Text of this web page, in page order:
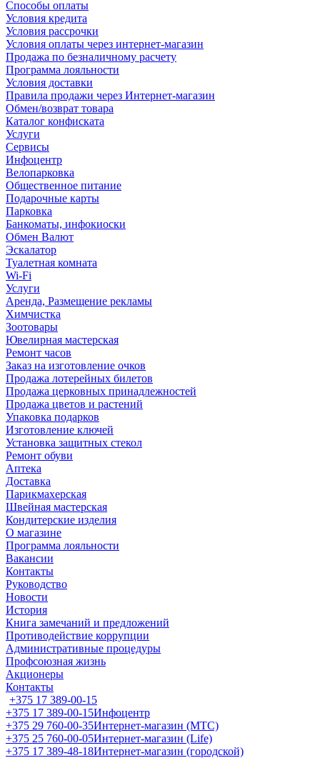
Способы оплаты
Условия кредита
Условия рассрочки
Условия оплаты через интернет-магазин
Продажа по безналичному расчету
Программа лояльности
Условия доставки
Правила продажи через Интернет-магазин
Обмен/возврат товара
Каталог конфиската
Услуги
Сервисы
Инфоцентр
Велопарковка
Общественное питание
Подарочные карты
Парковка
Банкоматы, инфокиоски
Обмен Валют
Эскалатор
Туалетная комната
Wi-Fi
Услуги
Аренда, Размещение рекламы
Химчистка
Зоотовары
Ювелирная мастерская
Ремонт часов
Заказ на изготовление очков
Продажа лотерейных билетов
Продажа церковных принадлежностей
Продажа цветов и растений
Упаковка подарков
Изготовление ключей
Установка защитных стекол
Ремонт обуви
Аптека
Доставка
Парикмахерская
Швейная мастерская
Кондитерские изделия
О магазине
Программа лояльности
Вакансии
Контакты
Руководство
Новости
История
Книга замечаний и предложений
Противодействие коррупции
Административные процедуры
Профсоюзная жизнь
Акционеры
Контакты
+375 17 389-00-15
+375 17 389-00-15Инфоцентр
+375 29 760-00-35Интернет-магазин (МТС)
+375 25 760-00-05Интернет-магазин (Life)
+375 17 389-48-18Интернет-магазин (городской)